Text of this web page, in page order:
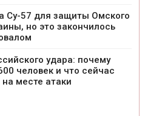
Су-57 для защиты Омского
но это закончилось
удара: почему
человек и что сейчас
месте атаки